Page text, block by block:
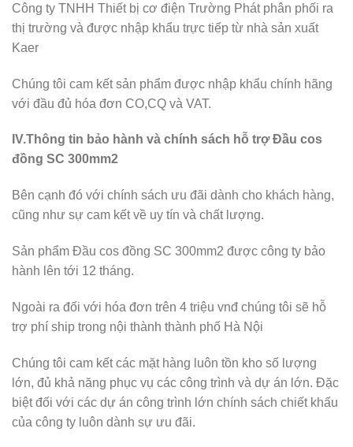
Công ty TNHH Thiết bị cơ điện Trường Phát phân phối ra
thị trường và được nhập khẩu trực tiếp từ nhà sản xuất
Kaer
Chúng tôi cam kết sản phẩm được nhập khẩu chính hãng
với đầu đủ hóa đơn CO,CQ và VAT.
IV.Thông tin bảo hành và chính sách hỗ trợ Đầu cos
đồng SC 300mm2
Bên cạnh đó với chính sách ưu đãi dành cho khách hàng,
cũng như sự cam kết về uy tín và chất lượng.
Sản phẩm Đầu cos đồng SC 300mm2 được công ty bảo
hành lên tới 12 tháng.
Ngoài ra đối với hóa đơn trên 4 triệu vnđ chúng tôi sẽ hỗ
trợ phí ship trong nội thành thành phố Hà Nội
Chúng tôi cam kết các mặt hàng luôn tồn kho số lượng
lớn, đủ khả năng phục vụ các công trình và dự án lớn. Đặc
biệt đối với các dự án công trình lớn chính sách chiết khấu
của công ty luôn dành sự ưu đãi.